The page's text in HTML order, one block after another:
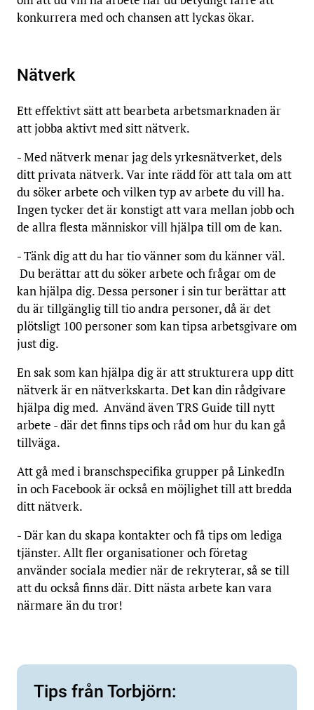
konkurrera med och chansen att lyckas ökar.
Nätverk
Ett effektivt sätt att bearbeta arbetsmarknaden är
att jobba aktivt med sitt nätverk.
- Med nätverk menar jag dels yrkesnätverket, dels
ditt privata nätverk. Var inte rädd för att tala om att
du söker arbete och vilken typ av arbete du vill ha.
Ingen tycker det är konstigt att vara mellan jobb och
de allra flesta människor vill hjälpa till om de kan.
- Tänk dig att du har tio vänner som du känner väl.
Du berättar att du söker arbete och frågar om de
kan hjälpa dig. Dessa personer i sin tur berättar att
du är tillgänglig till tio andra personer, då är det
plötsligt 100 personer som kan tipsa arbetsgivare om
just dig.
En sak som kan hjälpa dig är att strukturera upp ditt
nätverk är en nätverkskarta. Det kan din rådgivare
hjälpa dig med. Använd även TRS Guide till nytt
arbete - där det finns tips och råd om hur du kan gå
tillväga.
Att gå med i branschspecifika grupper på LinkedIn
in och Facebook är också en möjlighet till att bredda
ditt nätverk.
- Där kan du skapa kontakter och få tips om lediga
tjänster. Allt fler organisationer och företag
använder sociala medier när de rekryterar, så se till
att du också finns där. Ditt nästa arbete kan vara
närmare än du tror!
Tips från Torbjörn: